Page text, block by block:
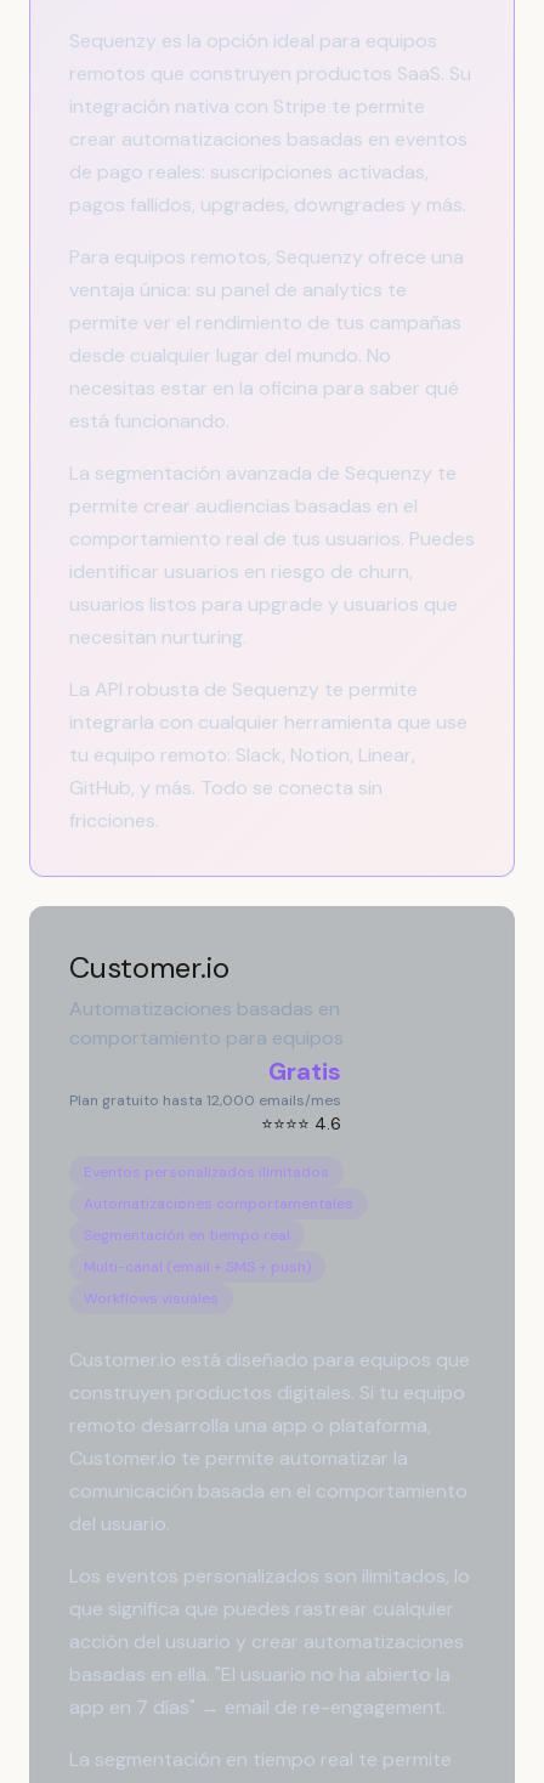
Sequenzy es la opción ideal para equipos
remotos que construyen productos SaaS. Su
integración nativa con Stripe te permite
crear automatizaciones basadas en eventos
de pago reales: suscripciones activadas,
pagos fallidos, upgrades, downgrades y más.
Para equipos remotos, Sequenzy ofrece una
ventaja única: su panel de analytics te
permite ver el rendimiento de tus campañas
desde cualquier lugar del mundo. No
necesitas estar en la oficina para saber qué
está funcionando.
La segmentación avanzada de Sequenzy te
permite crear audiencias basadas en el
comportamiento real de tus usuarios. Puedes
identificar usuarios en riesgo de churn,
usuarios listos para upgrade y usuarios que
necesitan nurturing.
La API robusta de Sequenzy te permite
integrarla con cualquier herramienta que use
tu equipo remoto: Slack, Notion, Linear,
GitHub, y más. Todo se conecta sin
fricciones.
Customer.io
Automatizaciones basadas en
comportamiento para equipos
Gratis
Plan gratuito hasta 12,000 emails/mes
⭐⭐⭐⭐ 4.6
Eventos personalizados ilimitados
Automatizaciones comportamentales
Segmentación en tiempo real
Multi-canal (email + SMS + push)
Workflows visuales
Customer.io está diseñado para equipos que
construyen productos digitales. Si tu equipo
remoto desarrolla una app o plataforma,
Customer.io te permite automatizar la
comunicación basada en el comportamiento
del usuario.
Los eventos personalizados son ilimitados, lo
que significa que puedes rastrear cualquier
acción del usuario y crear automatizaciones
basadas en ella. "El usuario no ha abierto la
app en 7 días" → email de re-engagement.
La segmentación en tiempo real te permite